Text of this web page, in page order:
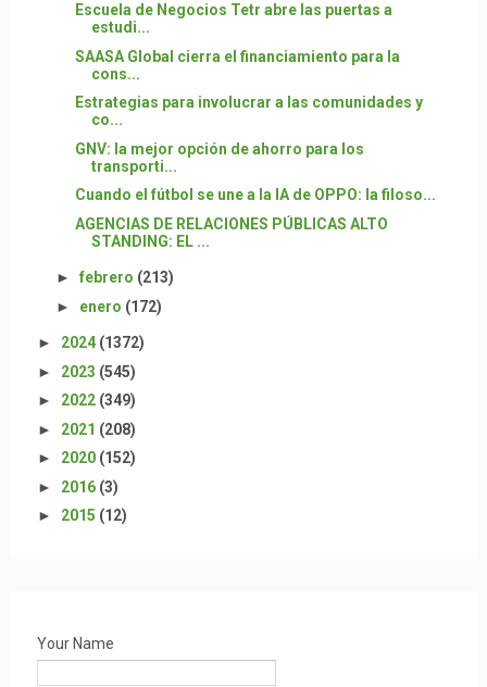
Escuela de Negocios Tetr abre las puertas a
estudi...
SAASA Global cierra el financiamiento para la
cons...
Estrategias para involucrar a las comunidades y
co...
GNV: la mejor opción de ahorro para los
transporti...
Cuando el fútbol se une a la IA de OPPO: la filoso...
AGENCIAS DE RELACIONES PÚBLICAS ALTO
STANDING: EL ...
► febrero (213)
► enero (172)
► 2024 (1372)
► 2023 (545)
► 2022 (349)
► 2021 (208)
► 2020 (152)
► 2016 (3)
► 2015 (12)
Your Name